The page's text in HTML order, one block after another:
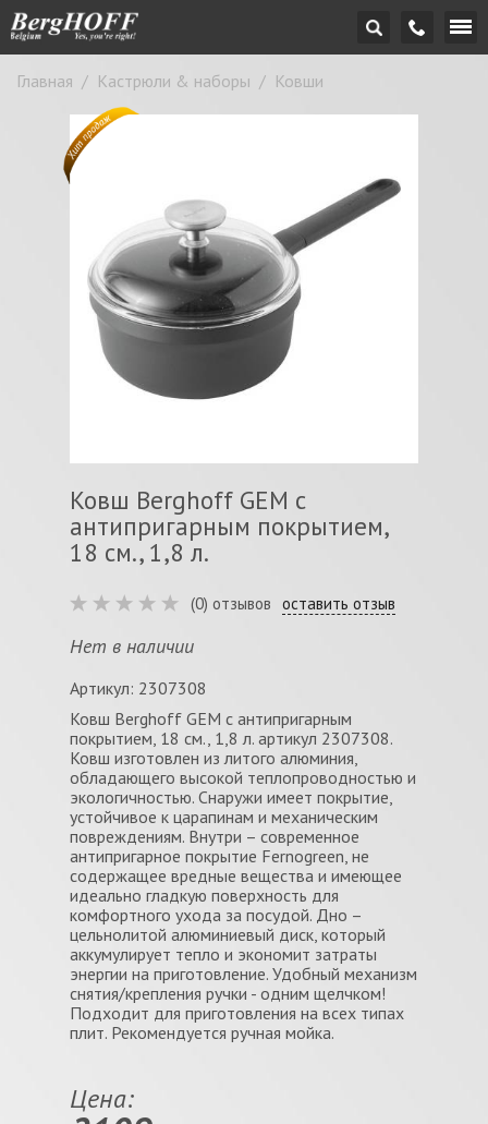
Главная / Кастрюли & наборы / Ковши
Ковш Berghoff GEM с
антипригарным покрытием,
18 см., 1,8 л.
(0) отзывов оставить отзыв
Нет в наличии
Артикул: 2307308
Ковш Berghoff GEM с антипригарным
покрытием, 18 см., 1,8 л. артикул 2307308.
Ковш изготовлен из литого алюминия,
обладающего высокой теплопроводностью и
экологичностью. Снаружи имеет покрытие,
устойчивое к царапинам и механическим
повреждениям. Внутри – современное
антипригарное покрытие Fernogreen, не
содержащее вредные вещества и имеющее
идеально гладкую поверхность для
комфортного ухода за посудой. Дно –
цельнолитой алюминиевый диск, который
аккумулирует тепло и экономит затраты
энергии на приготовление. Удобный механизм
снятия/крепления ручки - одним щелчком!
Подходит для приготовления на всех типах
плит. Рекомендуется ручная мойка.
Цена: